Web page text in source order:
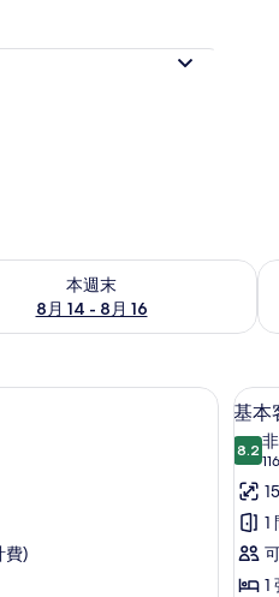
本週末
8月 14 - 8月 16
(8月 14 - 8月 16) 的供應情況
光布/窗簾、熨斗/熨衣板、免費無線上網
費)
顯
示
基
本
客
房,
1
4
基本
8.2
8.2
則
評
1
1